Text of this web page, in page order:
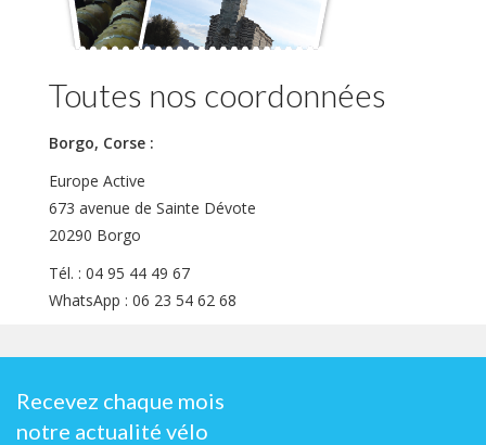
Toutes nos coordonnées
Borgo, Corse :
Europe Active
673 avenue de Sainte Dévote
20290 Borgo
Tél. : 04 95 44 49 67
WhatsApp : 06 23 54 62 68
Recevez chaque mois
notre actualité vélo